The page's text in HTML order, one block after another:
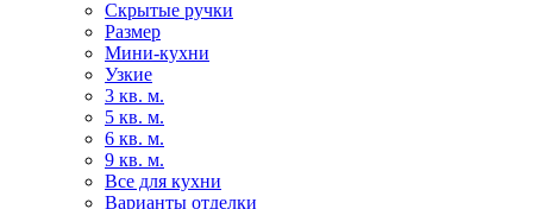
Скрытые ручки
Размер
Мини-кухни
Узкие
3 кв. м.
5 кв. м.
6 кв. м.
9 кв. м.
Все для кухни
Варианты отделки